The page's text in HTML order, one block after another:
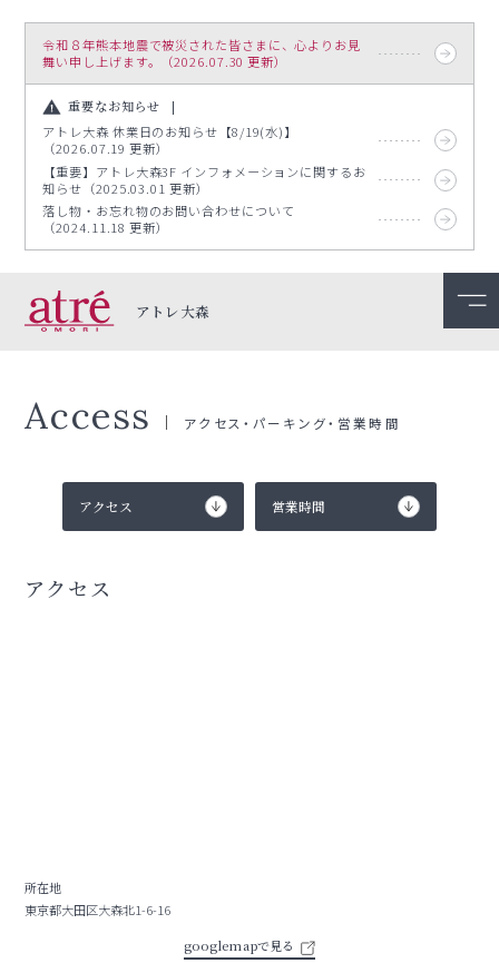
令和８年熊本地震で被災された皆さまに、心よりお見
舞い申し上げます。（2026.07.30 更新）
重要なお知らせ
アトレ大森 休業日のお知らせ【8/19(水)】
（2026.07.19 更新）
【重要】アトレ大森3F インフォメーションに関するお
知らせ（2025.03.01 更新）
落し物・お忘れ物のお問い合わせについて
（2024.11.18 更新）
アトレ大森
Access アクセス・パーキング・営業時間
アクセス 営業時間
アクセス
所在地
東京都大田区大森北1-6-16
googlemapで見る